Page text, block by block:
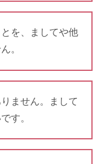
を、ましてや他
。
ません。まして
す。